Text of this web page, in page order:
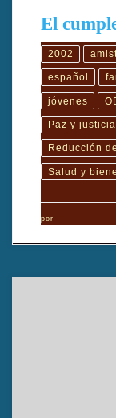
El
2002
español
jóvenes
Paz y
Reducción
Salud y
por